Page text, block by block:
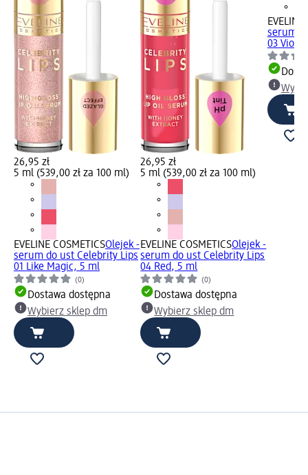
26,95 zł
5 ml (539,00 zł za 100 ml)
EVELINE COSMETICSOlejek -
serum do ust Celebrity Lips
01 Like Magic, 5 ml
(0)
Dostawa dostępna
Wybierz sklep dm
26,95 zł
5 ml (539,00 zł za 100 ml)
EVELINE COSMETICSOlejek -
serum do ust Celebrity Lips
04 Red, 5 ml
(0)
Dostawa dostępna
Wybierz sklep dm
EVELINE
serum
03